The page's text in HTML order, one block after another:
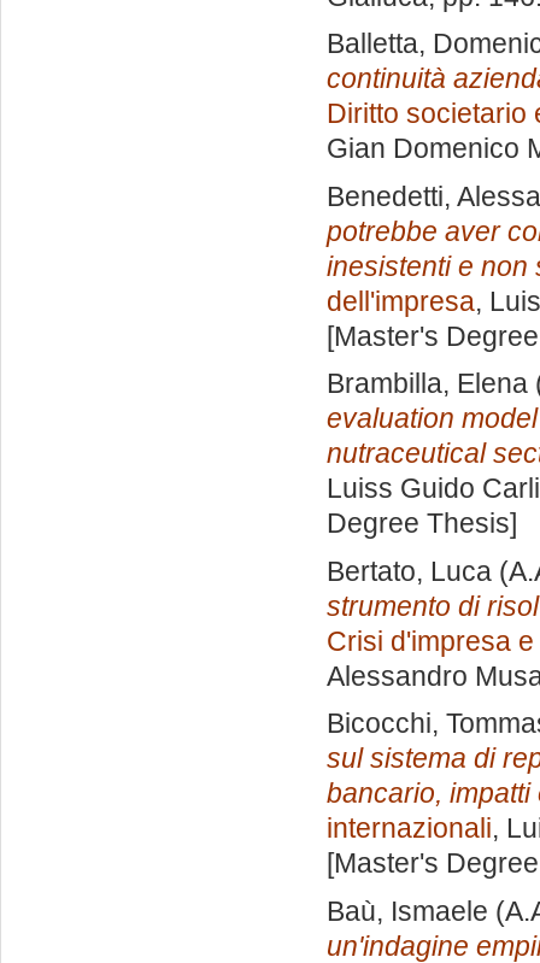
Balletta,
continuità
Diritto societario
Gian Domenico
Benedetti,
potrebbe aver
inesistenti e non
dell'impresa,
[Master's
Brambilla, Elena
evaluation
nutraceutical
Luiss Guido
Degree Thesis]
Bertato, Luca
strumento di
Crisi d'impresa
Alessandro
Bicocchi,
sul sistema di
bancario,
internazionali,
[Master's
Baù, Ismaele
un'indagine